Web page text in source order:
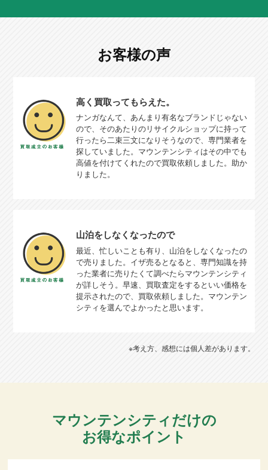
お客様の声
高く買取ってもらえた。
ナンガなんて、あんまり有名なブランドじゃない
ので、そのあたりのリサイクルショップに持って
行ったら二束三文になりそうなので、専門業者を
探していました。マウンテンシティはその中でも
高値を付けてくれたので買取依頼しました。助か
りました。
山泊をしなくなったので
最近、忙しいことも有り、山泊をしなくなったの
で売りました。イザ売るとなると、専門知識を持
った業者に売りたくて調べたらマウンテンシティ
が詳しそう。早速、買取査定をするといい価格を
提示されたので、買取依頼しました。マウンテン
シティを選んでよかったと思います。
※考え方、感想には個人差があります。
マウンテンシティだけの
お得なポイント